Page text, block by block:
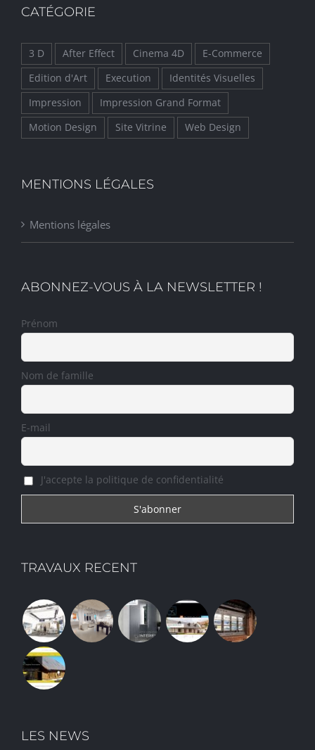
CATÉGORIE
3 D After Effect Cinema 4D
E-Commerce
Edition d'Art
Execution
Identités Visuelles
Impression
Impression Grand Format
Motion Design
Site Vitrine Web Design
MENTIONS LÉGALES
Mentions légales
ABONNEZ-VOUS À LA NEWSLETTER !
Prénom
Nom de famille
E-mail
J'accepte la politique de confidentialité
TRAVAUX RECENT
LES NEWS